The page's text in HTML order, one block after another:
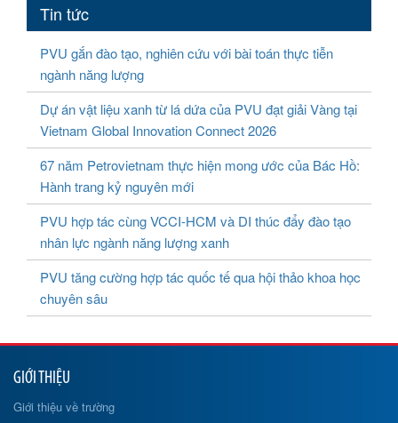
Tin tức
PVU gắn đào tạo, nghiên cứu với bài toán thực tiễn
ngành năng lượng
Dự án vật liệu xanh từ lá dứa của PVU đạt giải Vàng tại
Vietnam Global Innovation Connect 2026
67 năm Petrovietnam thực hiện mong ước của Bác Hồ:
Hành trang kỷ nguyên mới
PVU hợp tác cùng VCCI-HCM và DI thúc đẩy đào tạo
nhân lực ngành năng lượng xanh
PVU tăng cường hợp tác quốc tế qua hội thảo khoa học
chuyên sâu
GIỚI THIỆU
Giới thiệu về trường